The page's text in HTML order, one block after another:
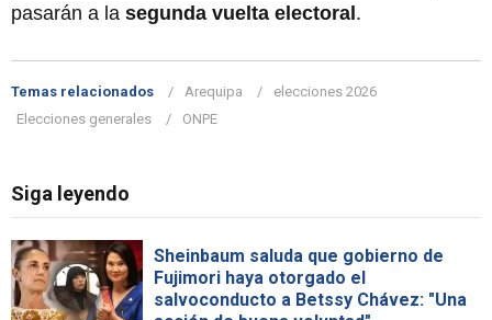
pasarán a la segunda vuelta electoral.
Temas relacionados Arequipa
elecciones 2026
Elecciones generales
ONPE
Siga leyendo
Sheinbaum saluda que gobierno de
Fujimori haya otorgado el
salvoconducto a Betssy Chávez: "Una